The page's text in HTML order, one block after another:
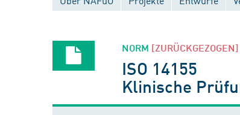
NORM [ZURÜCKGEZOGEN]
ISO 14155
Klinische